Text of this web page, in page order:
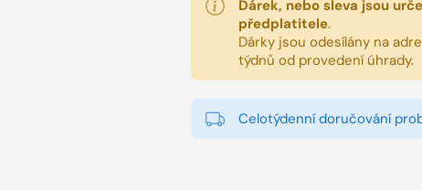
Dárek, nebo sleva jsou
předplatitele.
Dárky jsou odesílány na
týdnů od provedení úhrady.
Celotýdenní doručování